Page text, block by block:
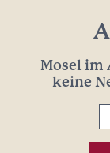
Mosel im
keine
E-